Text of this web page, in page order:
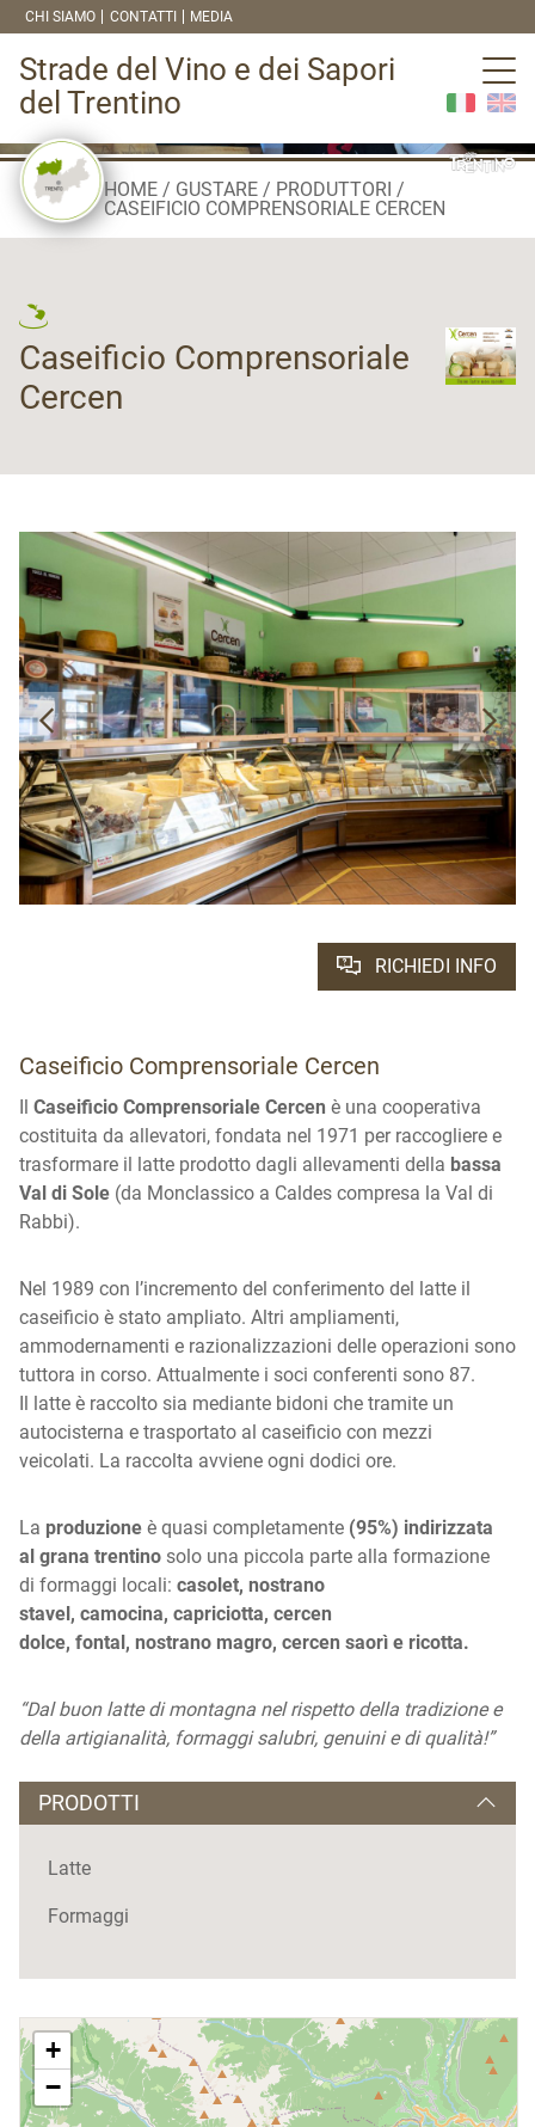
CHI SIAMO CONTATTI MEDIA
Strade del Vino e dei Sapori
del Trentino
HOME GUSTARE
PRODUTTORI
CASEIFICIO COMPRENSORIALE CERCEN
Caseificio Comprensoriale
Cercen
RICHIEDI INFO
Caseificio Comprensoriale Cercen
Il Caseificio Comprensoriale Cercen è una cooperativa
costituita da allevatori, fondata nel 1971 per raccogliere e
trasformare il latte prodotto dagli allevamenti della bassa
Val di Sole (da Monclassico a Caldes compresa la Val di
Rabbi).
Nel 1989 con l’incremento del conferimento del latte il
caseificio è stato ampliato. Altri ampliamenti,
ammodernamenti e razionalizzazioni delle operazioni sono
tuttora in corso. Attualmente i soci conferenti sono 87.
Il latte è raccolto sia mediante bidoni che tramite un
autocisterna e trasportato al caseificio con mezzi
veicolati. La raccolta avviene ogni dodici ore.
La produzione è quasi completamente (95%) indirizzata
al grana trentino solo una piccola parte alla formazione
di formaggi locali: casolet, nostrano
stavel, camocina, capriciotta, cercen
dolce, fontal, nostrano magro, cercen saorì e ricotta.
“Dal buon latte di montagna nel rispetto della tradizione e
della artigianalità, formaggi salubri, genuini e di qualità!”
PRODOTTI
Latte
Formaggi
+
−